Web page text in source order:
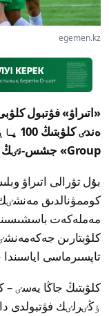
egemen.kz
«اتىراۋ» فۋتبول
Group» جشس-نٸڭ يەلٸگٸندە, دەپ حابارلايدى
بۇل تۋرالى اتىراۋ
كوممۋنالدىق
مەملەكەت
كلۋبتارىن
تاپسىرماسى
كلۋبتىڭ جاڭا يەسٸ –
ٶڭٸرلٸك فۋتبولدى